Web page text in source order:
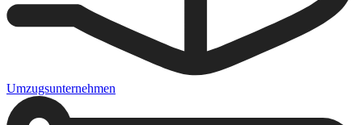
Umzugsunternehmen